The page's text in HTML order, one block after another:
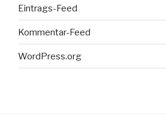
Eintrags-Feed
Kommentar-Feed
WordPress.org